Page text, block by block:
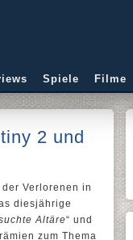
Spiele Filme
2 und
Verlorenen in
diesjährige
Altäre“ und
zum Thema